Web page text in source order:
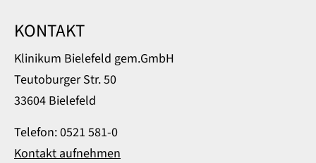
KONTAKT
Klinikum Bielefeld gem.GmbH
Teutoburger Str. 50
33604 Bielefeld
Telefon: 0521 581-0
Kontakt aufnehmen